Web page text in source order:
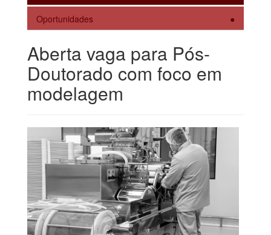
Oportunidades
Aberta vaga para Pós-
Doutorado com foco em
modelagem